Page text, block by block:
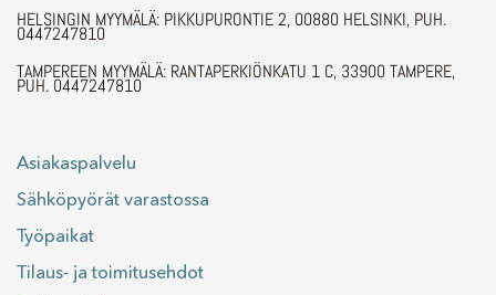
HELSINGIN MYYMÄLÄ: PIKKUPURONTIE 2, 00880 HELSINKI, PUH.
0447247810
TAMPEREEN MYYMÄLÄ: RANTAPERKIÖNKATU 1 C, 33900 TAMPERE,
PUH. 0447247810
Asiakaspalvelu
Sähköpyörät varastossa
Työpaikat
Tilaus- ja toimitusehdot